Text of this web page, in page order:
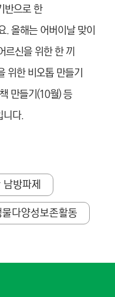
반으로 한
. 올해는 어버이날 맞이
르신을 위한 한 끼
위한 비오톱 만들기
만들기(10월) 등
니다.
방파제
다양성보존활동